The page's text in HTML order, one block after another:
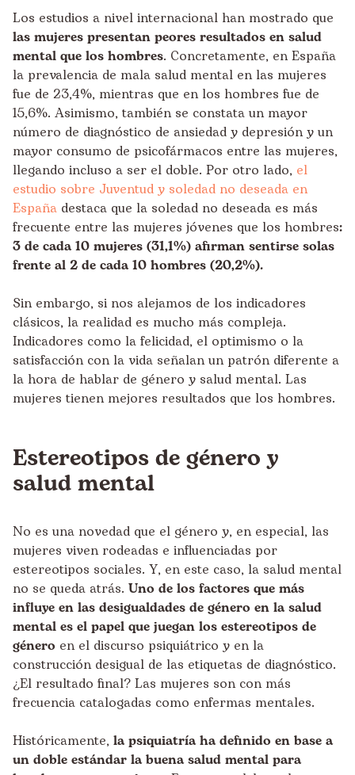
Los estudios a nivel internacional han mostrado que
las mujeres presentan peores resultados en salud
mental que los hombres. Concretamente, en España
la prevalencia de mala salud mental en las mujeres
fue de 23,4%, mientras que en los hombres fue de
15,6%. Asimismo, también se constata un mayor
número de diagnóstico de ansiedad y depresión y un
mayor consumo de psicofármacos entre las mujeres,
llegando incluso a ser el doble. Por otro lado, el
estudio sobre Juventud y soledad no deseada en
España destaca que la soledad no deseada es más
frecuente entre las mujeres jóvenes que los hombres:
3 de cada 10 mujeres (31,1%) afirman sentirse solas
frente al 2 de cada 10 hombres (20,2%).
Sin embargo, si nos alejamos de los indicadores
clásicos, la realidad es mucho más compleja.
Indicadores como la felicidad, el optimismo o la
satisfacción con la vida señalan un patrón diferente a
la hora de hablar de género y salud mental. Las
mujeres tienen mejores resultados que los hombres.
Estereotipos de género y
salud mental
No es una novedad que el género y, en especial, las
mujeres viven rodeadas e influenciadas por
estereotipos sociales. Y, en este caso, la salud mental
no se queda atrás. Uno de los factores que más
influye en las desigualdades de género en la salud
mental es el papel que juegan los estereotipos de
género en el discurso psiquiátrico y en la
construcción desigual de las etiquetas de diagnóstico.
¿El resultado final? Las mujeres son con más
frecuencia catalogadas como enfermas mentales.
Históricamente, la psiquiatría ha definido en base a
un doble estándar la buena salud mental para